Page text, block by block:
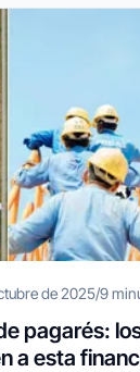
de 2025/9
pagarés:
a esta